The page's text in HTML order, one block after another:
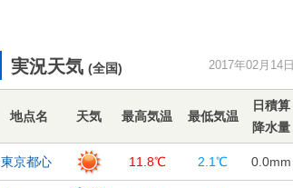
実況天気 (全国) 2017年02月14日
地点名 天気 最高気温 最低気温
日積算
降水量
東京都心 11.8℃ 2.1℃ 0.0mm